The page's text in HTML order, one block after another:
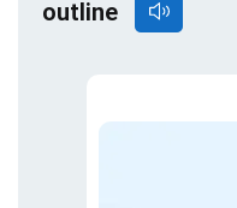
outline